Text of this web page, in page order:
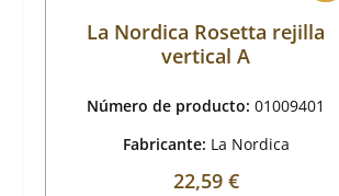
La Nordica Rosetta rejilla
vertical A
Número de producto: 01009401
Fabricante: La Nordica
Precio normal:
22,59 €